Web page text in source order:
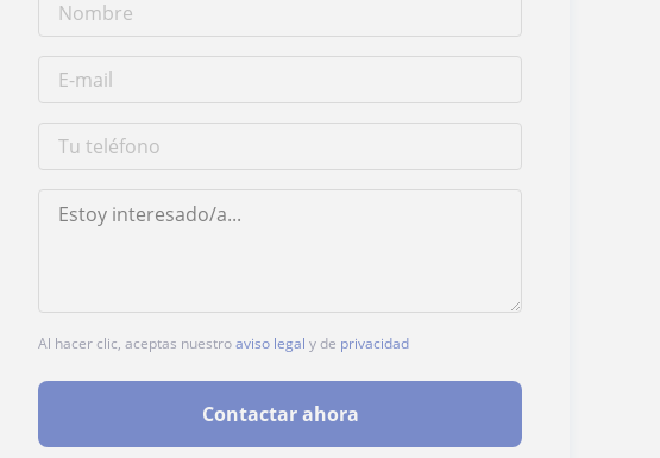
Al hacer clic, aceptas nuestroaviso legal y de privacidad
Contactar ahora